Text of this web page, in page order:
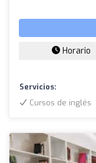
Horario
Servicios:
Cursos de inglés